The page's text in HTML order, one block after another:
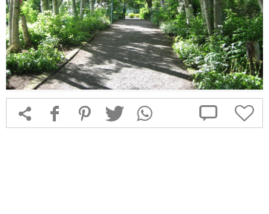
 f 1 T  